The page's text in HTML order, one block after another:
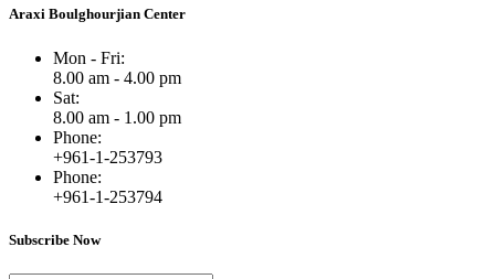
Araxi Boulghourjian Center
Mon - Fri:
8.00 am - 4.00 pm
Sat:
8.00 am - 1.00 pm
Phone:
+961-1-253793
Phone:
+961-1-253794
Subscribe Now